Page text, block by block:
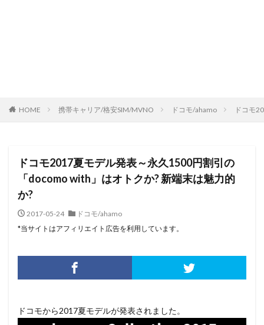
HOME 携帯キャリア/格安SIM/MVNO ドコモ/ahamo ドコモ
ドコモ2017夏モデル発表～永久1500円割引の
「docomo with」はオトクか? 新端末は魅力的
か?
2017-05-24
ドコモ/ahamo
*当サイトはアフィリエイト広告を利用しています。
ドコモから2017夏モデルが発表されました。